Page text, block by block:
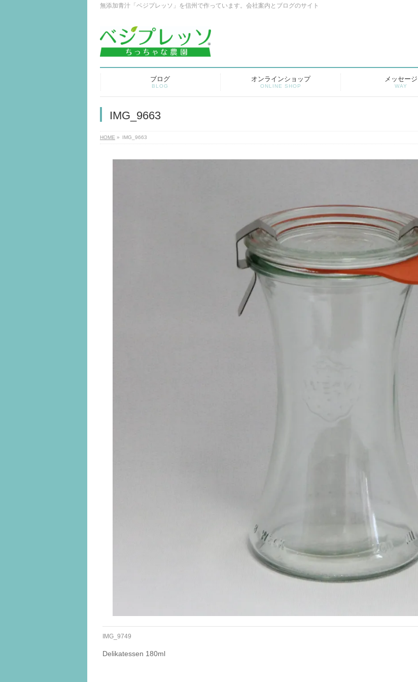
無添加青汁「ベジプレッソ」を信州で作っています。会社案内とブログのサイト
ブログ
BLOG
オンラインショップ
ONLINE SHOP
メッセージ
WAY
IMG_9663
HOME » IMG_9663
IMG_9749
Delikatessen 180ml